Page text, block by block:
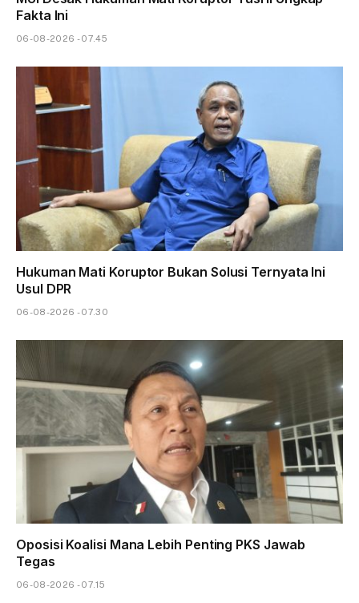
Fakta Ini
06-08-2026 - 07.45
Hukuman Mati Koruptor Bukan Solusi Ternyata Ini
Usul DPR
06-08-2026 - 07.30
Oposisi Koalisi Mana Lebih Penting PKS Jawab
Tegas
06-08-2026 - 07.15